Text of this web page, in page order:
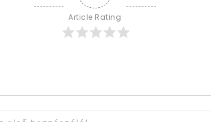
Article Rating